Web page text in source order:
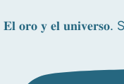
𝐄𝐥 𝐨𝐫𝐨 𝐲 𝐞𝐥